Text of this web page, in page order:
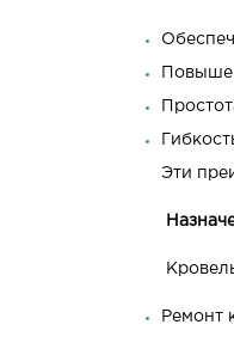
Эти
Ремонт